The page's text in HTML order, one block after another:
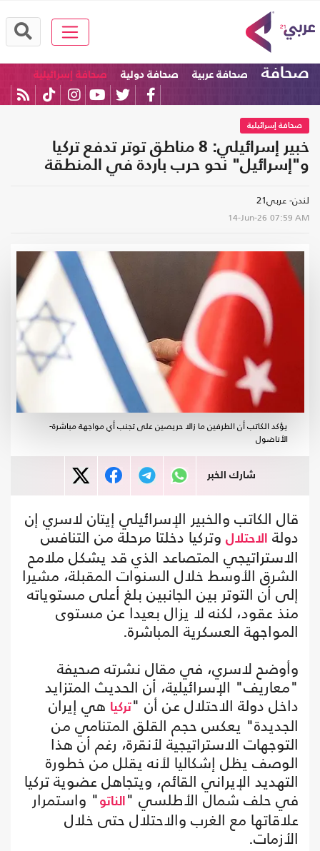
صحافة صحافة عربية صحافة دولية صحافة إسرائيلية
صحافة إسرائيلية
خبير إسرائيلي: 8 مناطق توتر تدفع تركيا
و"إسرائيل" نحو حرب باردة في المنطقة
لندن- عربي21
14-Jun-26 07:59 AM
يؤكد الكاتب أن الطرفين ما زالا حريصين على تجنب أي مواجهة مباشرة-
الأناضول
شارك الخبر
قال الكاتب والخبير الإسرائيلي إيتان لاسري إن
دولة الاحتلال وتركيا دخلتا مرحلة من التنافس
الاستراتيجي المتصاعد الذي قد يشكل ملامح
الشرق الأوسط خلال السنوات المقبلة، مشيرا
إلى أن التوتر بين الجانبين بلغ أعلى مستوياته
منذ عقود، لكنه لا يزال بعيدا عن مستوى
المواجهة العسكرية المباشرة.
وأوضح لاسري، في مقال نشرته صحيفة
"معاريف" الإسرائيلية، أن الحديث المتزايد
داخل دولة الاحتلال عن أن "تركيا هي إيران
الجديدة" يعكس حجم القلق المتنامي من
التوجهات الاستراتيجية لأنقرة، رغم أن هذا
الوصف يظل إشكاليا لأنه يقلل من خطورة
التهديد الإيراني القائم، ويتجاهل عضوية تركيا
في حلف شمال الأطلسي " الناتو " واستمرار
علاقاتها مع الغرب والاحتلال حتى خلال
الأزمات.